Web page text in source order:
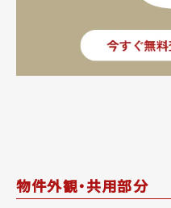
物件外観・共用部分